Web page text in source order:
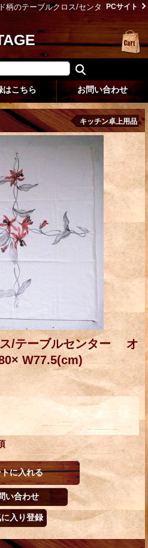
柄のテーブルクロス/センタ
PCサイト
はこちら お問い合わせ
キッチン卓上用品
ス/テーブルセンター オ
W77.5(cm)